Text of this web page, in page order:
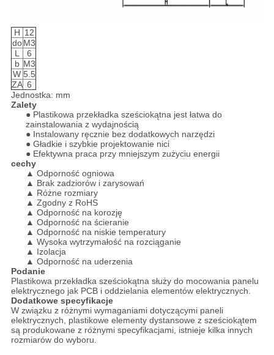
H 12
doM3
L
6
b M3
W 5.5
ZA 6
Jednostka: mm
Zalety
● Plastikowa przekładka sześciokątna jest łatwa do
zainstalowania z wydajnością
● Instalowany ręcznie bez dodatkowych narzędzi
● Gładkie i szybkie projektowanie nici
● Efektywna praca przy mniejszym zużyciu energii
cechy
▲ Odporność ogniowa
▲ Brak zadziorów i zarysowań
▲ Różne rozmiary
▲ Zgodny z RoHS
▲ Odporność na korozję
▲ Odporność na ścieranie
▲ Odporność na niskie temperatury
▲ Wysoka wytrzymałość na rozciąganie
▲ Izolacja
▲ Odporność na uderzenia
Podanie
Plastikowa przekładka sześciokątna służy do mocowania panelu
elektrycznego jak PCB i oddzielania elementów elektrycznych.
Dodatkowe specyfikacje
W związku z różnymi wymaganiami dotyczącymi paneli
elektrycznych, plastikowe elementy dystansowe z sześciokątem
są produkowane z różnymi specyfikacjami, istnieje kilka innych
rozmiarów do wyboru.